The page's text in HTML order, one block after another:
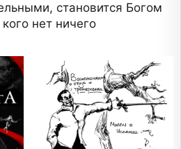
становится Богом
нет ничего